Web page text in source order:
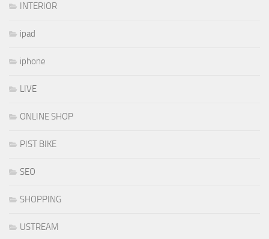
INTERIOR
ipad
iphone
LIVE
ONLINE SHOP
PIST BIKE
SEO
SHOPPING
USTREAM